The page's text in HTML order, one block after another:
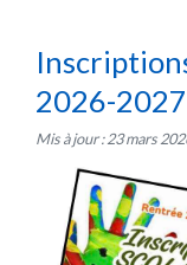
2026-2027
Mis à jour : 23 mars